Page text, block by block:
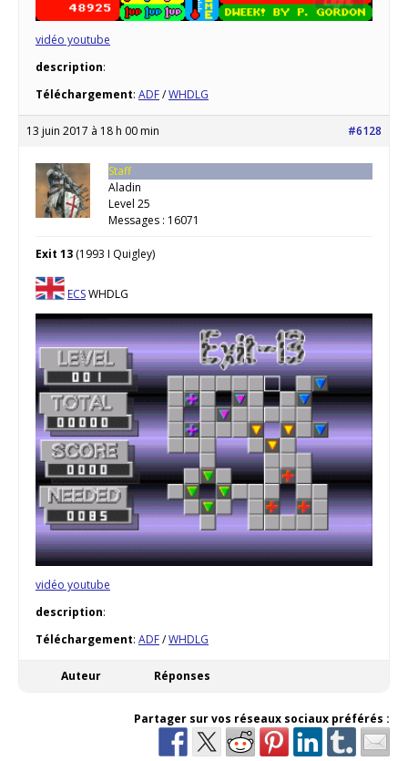
vidéo youtube
description:
Téléchargement: ADF/WHDLG
13 juin 2017 à 18 h 00 min #6128
Staff
Aladin
Level 25
Messages : 16071
Exit 13 (1993 I Quigley)
ECSWHDLG
vidéo youtube
description:
Téléchargement: ADF/WHDLG
Auteur Réponses
Partager sur vos réseaux sociaux préférés :